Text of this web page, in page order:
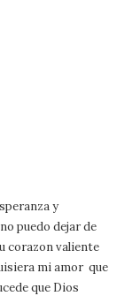
y
puedo dejar de
corazon valiente
mi amor que
que Dios